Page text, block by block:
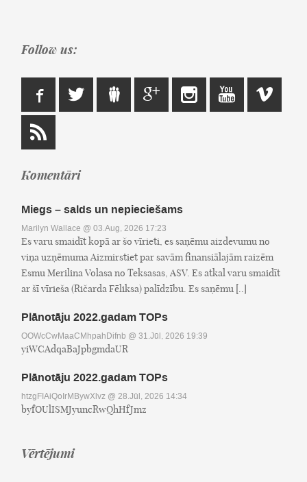
Follow us:
Komentāri
Miegs – salds un nepieciešams
Marilyn Wallace @ 03.Aug, 2026 17:23
Es varu smaidīt kopā ar šo vīrieti, es saņēmu aizdevumu no
viņa uzņēmuma Aizmirstiet par savām finansiālajām raizēm
Esmu Merilina Volasa no Teksasas, ASV. Es atkal varu smaidīt
ar šī vīrieša (Ričarda Fēliksa) palīdzību. Es saņēmu [..]
Plānotāju 2022.gadam TOPs
OOWcCwMaaCMhpahDifnb @ 31.Jūl, 2026 19:39
yiWCAdqaBaJpbgmdaUR
Plānotāju 2022.gadam TOPs
htzgFIAiQoIrMBywXlvz @ 28.Jūl, 2026 14:34
byfOUlISMJyuncRwQhHfJmz
Vērtējumi